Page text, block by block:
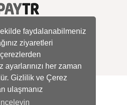
faydalanabilmeniz
ziyaretleri
her zaman
Gizlilik ve Çerez
ulaşmanız
inceleyin